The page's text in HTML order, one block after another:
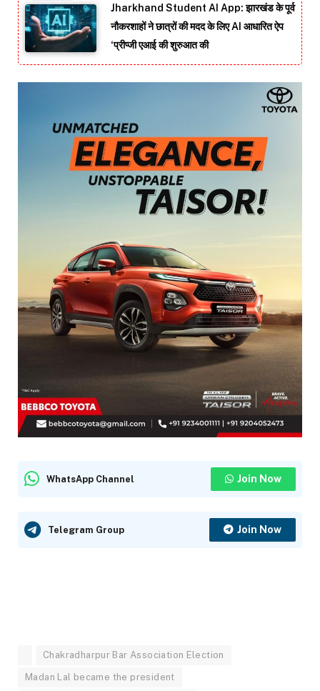
Jharkhand Student AI App: झारखंड के पूर्व
नौकरशाहों ने छात्रों की मदद के लिए AI आधारित ऐप
‘प्रीप्जी एआई की शुरुआत की
WhatsApp Channel Join Now
Telegram Group Join Now
Chakradharpur Bar Association Election
Madan Lal became the president